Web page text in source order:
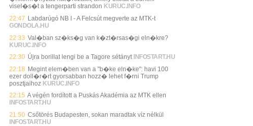
visel�s�t a tengerparti strandon KURUC.INFO
22:47 Labdarúgó NB I - A Felcsút megverte az MTK-t
GONDOLA.HU
22:33 Val�ban sz�ks�g van k�zt�rsas�gi eln�kre?
KURUC.INFO
22:30 Újra borillat lengi be a Tagore sétányt INFOSTART.HU
22:18 Megint elem�ben van a "b�ke eln�ke": havi 100
ezer doll�r�rt gyorsabban hozz� lehet f�rni Trump
posztjaihoz KURUC.INFO
22:15 A végén fordított a Puskás Akadémia az MTK ellen
INFOSTART.HU
21:50 Csőtörés Budapesten, sokan maradtak víz nélkül
INFOSTART.HU